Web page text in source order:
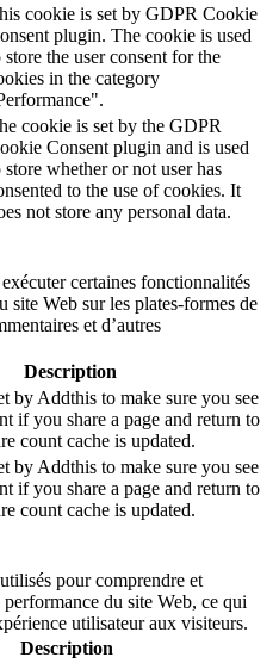
cookie is set by GDPR Cookie
plugin. The cookie is used
store the user consent for the
in the category
cookie is set by the GDPR
Consent plugin and is used
store whether or not user has
to the use of cookies. It
not store any personal data.
certaines fonctionnalités
site Web sur les plates-formes de
et d’autres
Description
by Addthis to make sure you see
if you share a page and return to
count cache is updated.
by Addthis to make sure you see
if you share a page and return to
count cache is updated.
pour comprendre et
du site Web, ce qui
utilisateur aux visiteurs.
Description